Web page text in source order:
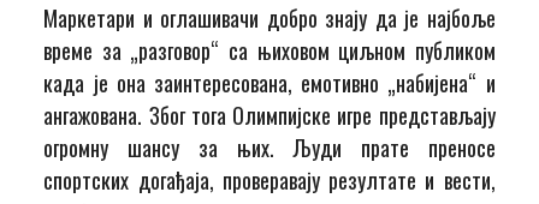
Маркетари и оглашивачи добро знају да је најбоље
време за „разговор“ са њиховом циљном публиком
када је она заинтересована, емотивно „набијена“ и
ангажована. Због тога Олимпијске игре представљају
огромну шансу за њих. Људи прате преносе
спортских догађаја, проверавају резултате и вести,